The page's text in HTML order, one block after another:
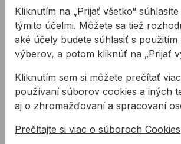
Súvisiace produkty
Chemická kotva MKT VMU plus
Kliknutím na „Prijať všetko“
týmito účelmi. Môžete sa tiež
aké účely budete súhlasiť s použitím
výberov, a potom kliknúť na „Prijať
Kliknutím sem si môžete prečítať
používaní súborov cookies a iných
aj o zhromažďovaní a spracovaní
Prečítajte si viac o súboroch Cookies